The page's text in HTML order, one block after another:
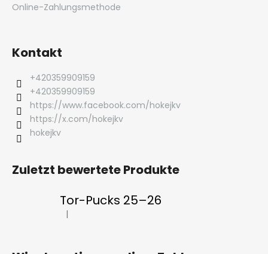
Online-Zahlungsmethode
Kontakt
+420359909159
+420359909159
https://www.facebook.com/hokejkv
https://x.com/hokejkv
hokejkv
Zuletzt bewertete Produkte
Tor-Pucks 25–26
Die Produktbewertung beträgt 5 von 5 Sternen.
|